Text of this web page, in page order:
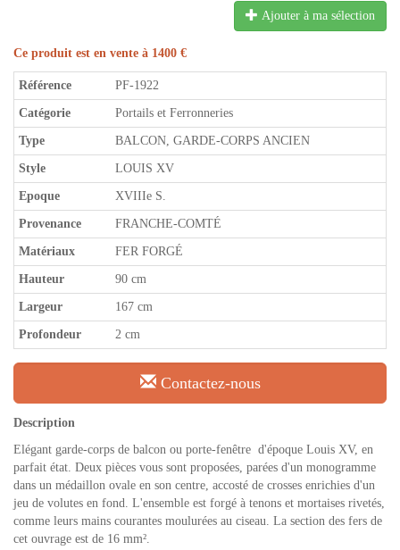
Ajouter à ma sélection
Ce produit est en vente à 1400 €
Référence PF-1922
Catégorie Portails et Ferronneries
Type BALCON, GARDE-CORPS ANCIEN
Style LOUIS XV
Epoque XVIIIe S.
Provenance FRANCHE-COMTÉ
Matériaux FER FORGÉ
Hauteur 90 cm
Largeur 167 cm
Profondeur 2 cm
Contactez-nous
Description
Elégant garde-corps de balcon ou porte-fenêtre d'époque Louis XV, en
parfait état. Deux pièces vous sont proposées, parées d'un monogramme
dans un médaillon ovale en son centre, accosté de crosses enrichies d'un
jeu de volutes en fond. L'ensemble est forgé à tenons et mortaises rivetés,
comme leurs mains courantes moulurées au ciseau. La section des fers de
cet ouvrage est de 16 mm².